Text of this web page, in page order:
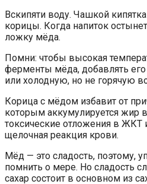
Вскипяти воду. Чашкой
корицы. Когда напиток
ложку мёда.
Помни: чтобы высокая
ферменты мёда, добавлять
или холодную, но не горячую
Корица с мёдом избавит от
которым аккумулируется жир
токсические отложения в
щелочная реакция крови.
Мёд — это сладость, поэтому,
помнить о мере. Но сладость
сахар состоит в основном из